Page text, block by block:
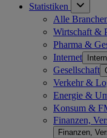
Statistiken
Alle
Wirtschaft &
Pharma &
Internet
Gesellschaft
Verkehr &
Energie &
Konsum &
Finanzen,
Finanzen,